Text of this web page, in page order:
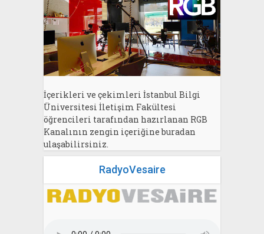
İçerikleri ve çekimleri İstanbul Bilgi
Üniversitesi İletişim Fakültesi
öğrencileri tarafından hazırlanan RGB
Kanalının zengin içeriğine buradan
ulaşabilirsiniz.
RadyoVesaire